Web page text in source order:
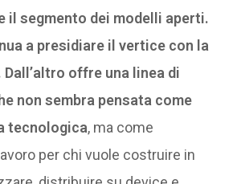
il segmento dei modelli aperti.
a presidiare il vertice con la
Dall’altro offre una linea di
non sembra pensata come
tecnologica, ma come
per chi vuole costruire in